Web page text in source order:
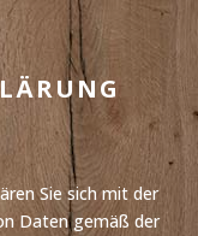
Sie sich mit der
Daten gemäß der